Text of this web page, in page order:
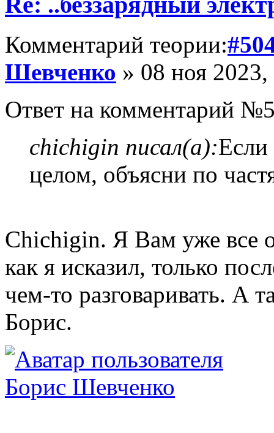
Комментарий теории:
Шевченко » 08 ноя
Ответ на комментарий
chichigin писал(а):Если
целом, объясни по
Chichigin. Я Вам уже все
как я исказил, только
чем-то разговаривать. А
Борис.
Борис Шевченко